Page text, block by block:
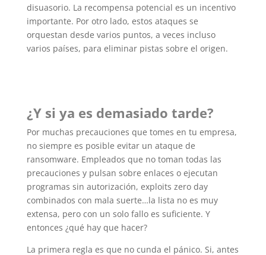
disuasorio. La recompensa potencial es un incentivo
importante. Por otro lado, estos ataques se
orquestan desde varios puntos, a veces incluso
varios países, para eliminar pistas sobre el origen.
¿Y si ya es demasiado tarde?
Por muchas precauciones que tomes en tu empresa,
no siempre es posible evitar un ataque de
ransomware. Empleados que no toman todas las
precauciones y pulsan sobre enlaces o ejecutan
programas sin autorización, exploits zero day
combinados con mala suerte…la lista no es muy
extensa, pero con un solo fallo es suficiente. Y
entonces ¿qué hay que hacer?
La primera regla es que no cunda el pánico. Si, antes